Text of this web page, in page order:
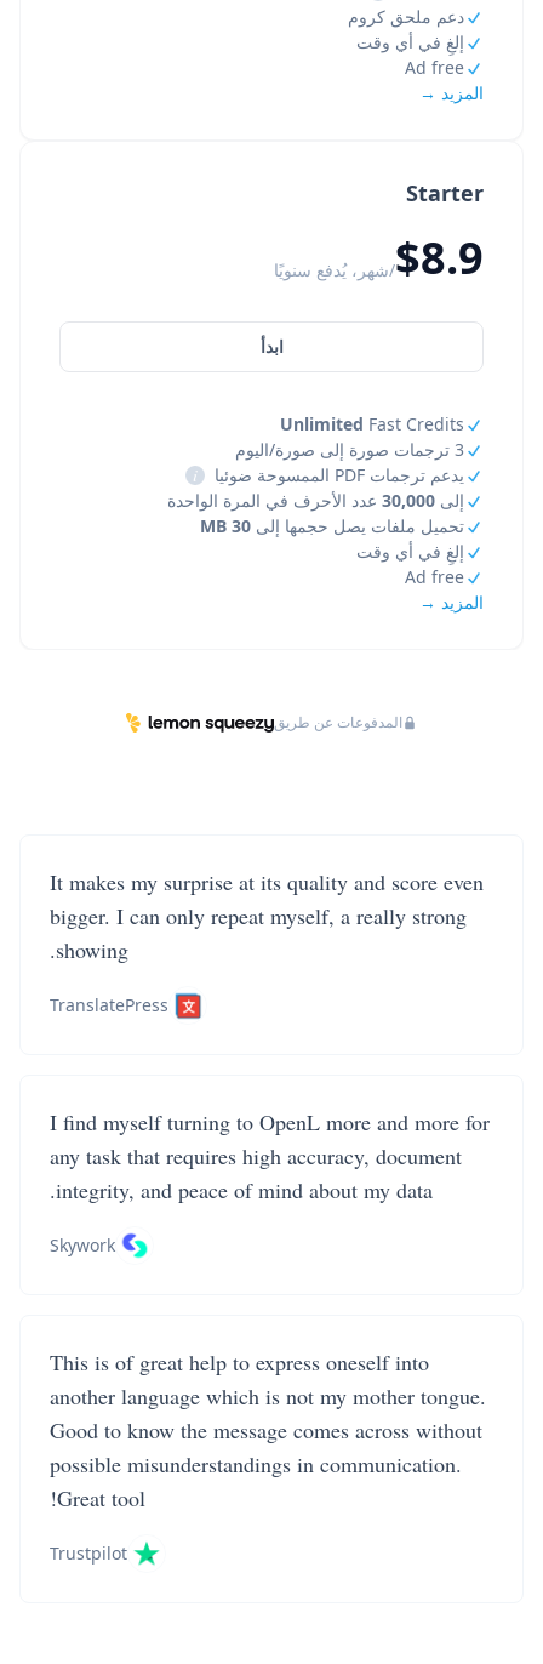
Starter
$8.9/شهر، يُدفع سنويًا
ابدأ
Unlimited Fast Credits
3 ترجمات صورة إلى صورة/اليوم
يدعم ترجمات PDF الممسوحة ضوئيا
i
إلى 30,000 عدد الأحرف في المرة الواحدة
تحميل ملفات يصل حجمها إلى 30 MB
إلغِ في أي وقت
Ad free
المزيد →
دعم ملحق كروم
إلغِ في أي وقت
Ad free
المزيد →
المدفوعات عن طريق
It makes my surprise at its quality and score even
bigger. I can only repeat myself, a really strong
showing.
TranslatePress
I find myself turning to OpenL more and more for
any task that requires high accuracy, document
integrity, and peace of mind about my data.
Skywork
This is of great help to express oneself into
another language which is not my mother tongue.
Good to know the message comes across without
possible misunderstandings in communication.
Great tool!
Trustpilot